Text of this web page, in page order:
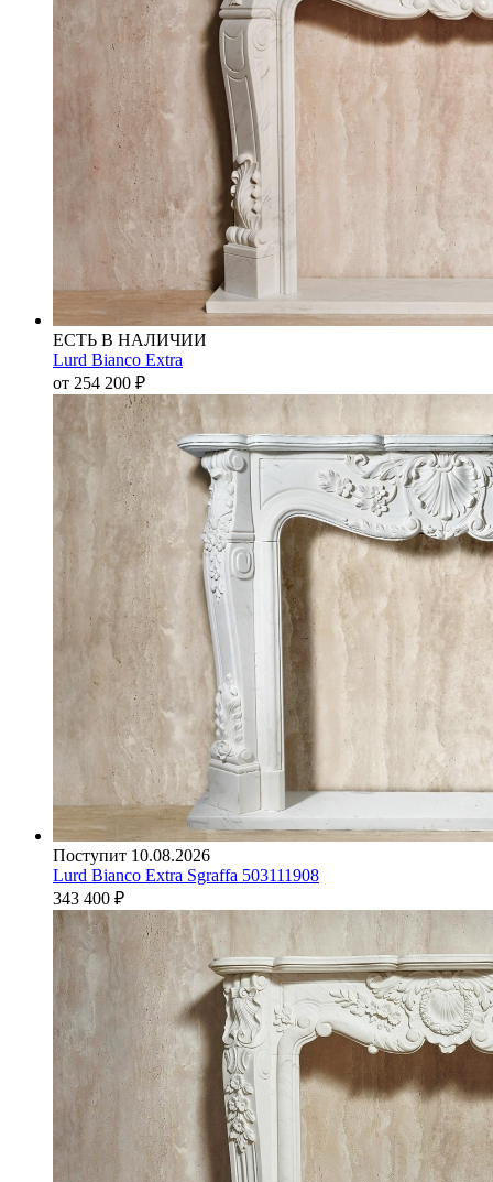
ЕСТЬ В НАЛИЧИИ
Lurd Bianco Extra
от 254 200 ₽
Поступит 10.08.2026
Lurd Bianco Extra Sgraffa 503111908
343 400 ₽